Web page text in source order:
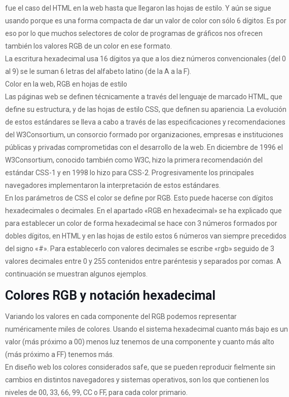
fue el caso del HTML en la web hasta que llegaron las hojas de estilo. Y aún se sigue
usando porque es una forma compacta de dar un valor de color con sólo 6 dígitos. Es por
eso por lo que muchos selectores de color de programas de gráficos nos ofrecen
también los valores RGB de un color en ese formato.
La escritura hexadecimal usa 16 dígitos ya que a los diez números convencionales (del 0
al 9) se le suman 6 letras del alfabeto latino (de la A a la F).
Color en la web, RGB en hojas de estilo
Las páginas web se definen técnicamente a través del lenguaje de marcado HTML, que
define su estructura, y de las hojas de estilo CSS, que definen su apariencia. La evolución
de estos estándares se lleva a cabo a través de las especificaciones y recomendaciones
del W3Consortium, un consorcio formado por organizaciones, empresas e instituciones
públicas y privadas comprometidas con el desarrollo de la web. En diciembre de 1996 el
W3Consortium, conocido también como W3C, hizo la primera recomendación del
estándar CSS-1 y en 1998 lo hizo para CSS-2. Progresivamente los principales
navegadores implementaron la interpretación de estos estándares.
En los parámetros de CSS el color se define por RGB. Esto puede hacerse con dígitos
hexadecimales o decimales. En el apartado «RGB en hexadecimal» se ha explicado que
para establecer un color de forma hexadecimal se hace con 3 números formados por
dobles dígitos, en HTML y en las hojas de estilo estos 6 números van siempre precedidos
del signo «#». Para establecerlo con valores decimales se escribe «rgb» seguido de 3
valores decimales entre 0 y 255 contenidos entre paréntesis y separados por comas. A
continuación se muestran algunos ejemplos.
Colores RGB y notación hexadecimal
Variando los valores en cada componente del RGB podemos representar
numéricamente miles de colores. Usando el sistema hexadecimal cuanto más bajo es un
valor (más próximo a 00) menos luz tenemos de una componente y cuanto más alto
(más próximo a FF) tenemos más.
En diseño web los colores considerados safe, que se pueden reproducir fielmente sin
cambios en distintos navegadores y sistemas operativos, son los que contienen los
niveles de 00, 33, 66, 99, CC o FF, para cada color primario.